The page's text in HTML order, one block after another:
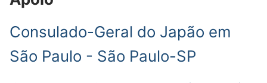
Consulado-Geral do Japão em
São Paulo - São Paulo-SP